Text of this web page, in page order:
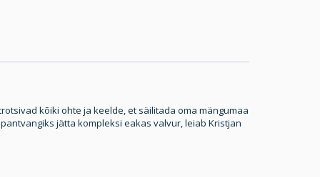
kõiki ohte ja keelde, et säilitada oma mängumaa
jätta kompleksi eakas valvur, leiab Kristjan